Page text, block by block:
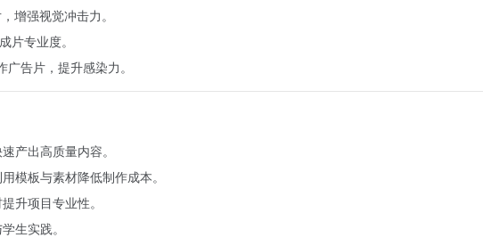
增强视觉冲击力。
片专业度。
广告片，提升感染力。
产出高质量内容。
模板与素材降低制作成本。
升项目专业性。
生实践。